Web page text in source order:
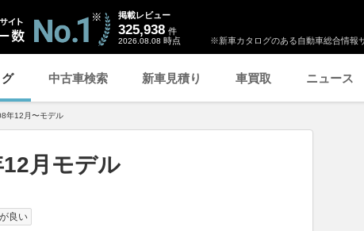
※新車カタログのある自動車総合情報
掲載レビュー
325,938 件
2026.08.08 時点
中古車検索 新車見積り 車買取 ニュース
年12月〜モデル
月モデル
良い